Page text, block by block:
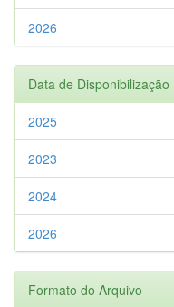
2026
Data de Disponibilização
2025
2023
2024
2026
Formato do Arquivo